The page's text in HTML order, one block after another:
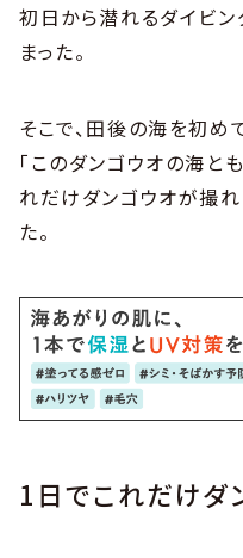
初日から潜れるダイビ
まった。
そこで、田後の海を初め
「このダンゴウオの海と
れだけダンゴウオが撮れ
た。
1日でこれだけダ